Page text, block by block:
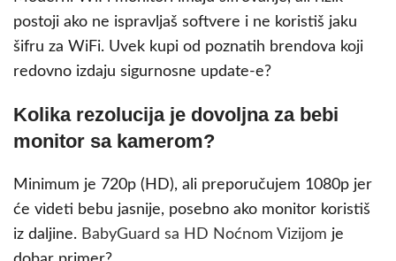
postoji ako ne ispravljaš softvere i ne koristiš jaku
šifru za WiFi. Uvek kupi od poznatih brendova koji
redovno izdaju sigurnosne update-e?
Kolika rezolucija je dovoljna za bebi
monitor sa kamerom?
Minimum je 720p (HD), ali preporučujem 1080p jer
će videti bebu jasnije, posebno ako monitor koristiš
iz daljine. BabyGuard sa HD Noćnom Vizijom je